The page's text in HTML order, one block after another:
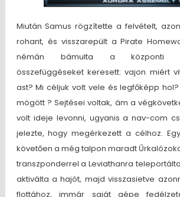
Miután Samus rögzítette a felvételt,
rohant, és visszarepült a Pirate
némán bámulta a központi
összefüggéseket keresett: vajon miért
ast? Mi céljuk volt vele és legfőképp
mögött ? Sejtései voltak, ám a
volt ideje levonni, ugyanis a nav-com
jelezte, hogy megérkezett a célhoz.
követően a még talpon maradt
transzponderrel a Leviathanra
aktiválta a hajót, majd visszasietve
flottához, immár saját gépe